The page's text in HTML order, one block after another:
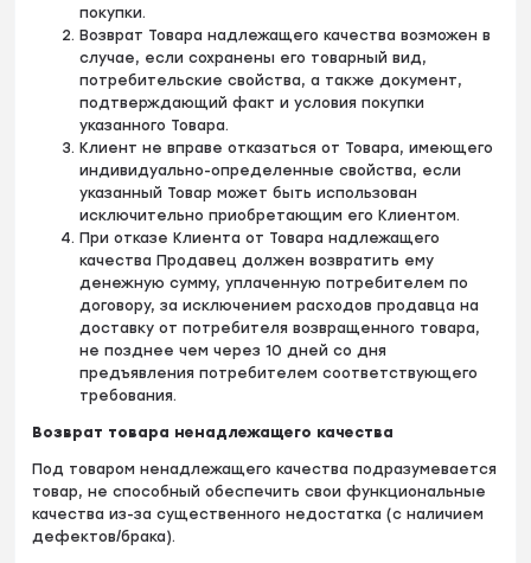
покупки.
Возврат Товара надлежащего качества возможен в
случае, если сохранены его товарный вид,
потребительские свойства, а также документ,
подтверждающий факт и условия покупки
указанного Товара.
Клиент не вправе отказаться от Товара, имеющего
индивидуально-определенные свойства, если
указанный Товар может быть использован
исключительно приобретающим его Клиентом.
При отказе Клиента от Товара надлежащего
качества Продавец должен возвратить ему
денежную сумму, уплаченную потребителем по
договору, за исключением расходов продавца на
доставку от потребителя возвращенного товара,
не позднее чем через 10 дней со дня
предъявления потребителем соответствующего
требования.
Возврат товара ненадлежащего качества
Под товаром ненадлежащего качества подразумевается
товар, не способный обеспечить свои функциональные
качества из-за существенного недостатка (с наличием
дефектов/брака).